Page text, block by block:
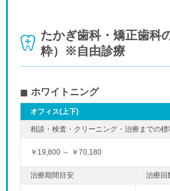
たかぎ歯科・矯正歯科
粋）※自由診療
ホワイトニング
オフィス(上下)
￥19,800 ～ ￥70,180